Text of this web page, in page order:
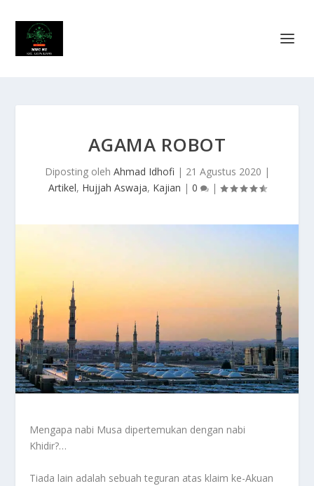
AGAMA ROBOT
Diposting oleh Ahmad Idhofi | 21 Agustus 2020 |
Artikel, Hujjah Aswaja, Kajian | 0 |
Mengapa nabi Musa dipertemukan dengan nabi
Khidir?…
Tiada lain adalah sebuah teguran atas klaim ke-Akuan